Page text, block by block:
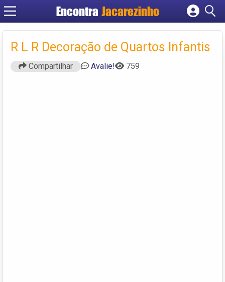
Encontra Jacarezinho
Cadastrar empresa
Criar conta
R L R Decoração de Quartos Infantis
Compartilhar Avalie! 759